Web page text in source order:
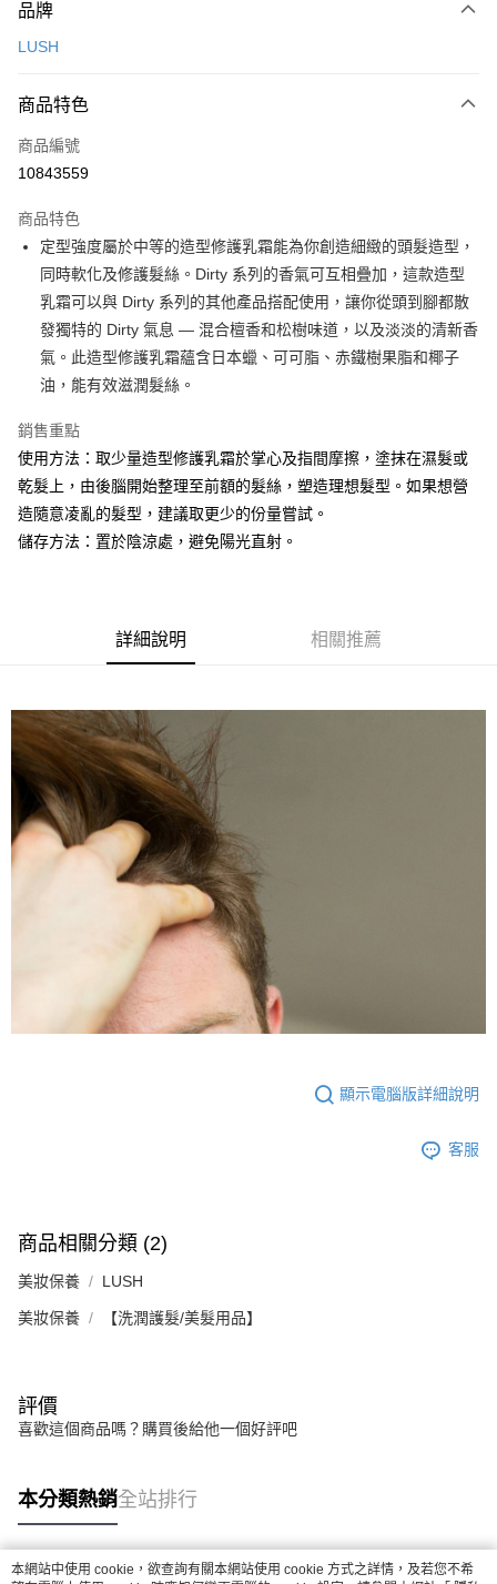
信用卡一次付款
Apple Pay
街口支付
Google Pay
全盈+PAY
大哥付你分期
相關說明
【大哥付你分期使用說明】
1.本服務由台灣大哥大提供，台灣大哥大用戶可立即使用無須另外申請。
流程，驗證手機門號後，選擇欲分期的期數、繳款截止日，確認付款後即完
成交易。
3.實際核准額度、可分期數及費用金額請依後續交易確認頁面所載為準。
4.訂單成立30分鐘內，如未前往確認交易或遇審核未通過，訂單將自動取
消。如遇「轉專審核」未通過狀況，表示未達大哥付你分期系統評分，恕無
法說明評估內容。
【繳款方式說明】
買賣價金債權讓與本公司後，依約使用本公司帳單繳交帳款。
2.基於同意付款使用「大哥付你分期」之契約關係目的，商店將以您的個人
資料（包含姓名、電話或地址）提供予台灣大哥大進項蒐集、處理及利用，
由本公司與您本人進行分期帳單所需資料之確認、核對及更正。
3.完整用戶服務條款，請詳閱以下連結：
AFTEE先享後付
【關於「AFTEE先享後付」】
AFTEE先享後付是「在收到商品之後才付款」的支付方式。 讓您購物簡單
１．簡單：不需註冊會員、不需綁卡、不需儲值。
２．便利：只要手機號碼，簡訊認證，即可結帳。
３．安心：先確認商品／服務後，再付款。
２．訂單成立數日內，您將收到繳費通知簡訊。
３．收到繳費通知簡訊後14天內，點擊此簡訊中的連結，可透過四大超商／
購買商品的店家。未經商家同意取消之訂單仍視為有效，需透過AFTEE先享
後付繳納相關費用。
※ 交易是否成功請以「AFTEE先享後付 」之結帳頁面顯示為準，若有關於
是否繳費成功／繳費後需取消欲退款等相關疑問，請聯繫「AFTEE先享後付
客戶支援中心」
https://netprotections.freshdesk.com/support/home
【注意事項】
１．透過由恩沛科技股份有限公司提供之「AFTEE先享後付」服務完成之交
易，需依本服務之必要範圍內提供個人資料，並將交易相關給付款項請求債
權轉讓予恩沛科技股份有限公司。
２．關於個人資料處理事宜，請瀏覽以下網址：
https://aftee.tw/terms/#terms3
３．未成年的使用者請事先徵得法定代理人或監護人之同意方可使用
「AFTEE先享後付」，若未經同意申辦者引起之損失，本公司不負相關責
４．使用「AFTEE先享後付」時，將依據個別帳號之用戶狀況，依本公司即
時審查核予不同之上限額度；若仍有額度不足之情形，本公司將視審查結果
恩沛科技股份有限公司將有權停止該用戶之使用額度並採取法律行動。
ATM付款
運送方式
付款後全家取貨
每筆NT$70，滿NT$899(含以上)免運費
每筆NT$100，滿NT$1,000(含以上)免運費
京站台北店客服中心(1F星巴克旁) 即日起不提供京站紙袋，取件時
請自備購物袋，若需購買紙袋可現場詢問
免運費
品牌
LUSH
商品特色
商品編號
10843559
商品特色
定型強度屬於中等的造型修護乳霜能為你創造細緻的頭髮造型，
同時軟化及修護髮絲。Dirty 系列的香氣可互相疊加，這款造型
乳霜可以與 Dirty 系列的其他產品搭配使用，讓你從頭到腳都散
發獨特的 Dirty 氣息 — 混合檀香和松樹味道，以及淡淡的清新香
氣。此造型修護乳霜蘊含日本蠟、可可脂、赤鐵樹果脂和椰子
油，能有效滋潤髮絲。
銷售重點
使用方法：取少量造型修護乳霜於掌心及指間摩擦，塗抹在濕髮或
乾髮上，由後腦開始整理至前額的髮絲，塑造理想髮型。如果想營
造隨意凌亂的髮型，建議取更少的份量嘗試。
儲存方法：置於陰涼處，避免陽光直射。
詳細說明 相關推薦
顯示電腦版詳細說明
客服
商品相關分類 (2)
美妝保養 LUSH
美妝保養 【洗潤護髮/美髮用品】
評價
喜歡這個商品嗎？購買後給他一個好評吧
本分類熱銷全站排行
本網站中使用 cookie，欲查詢有關本網站使用 cookie 方式之詳情，及若您不希